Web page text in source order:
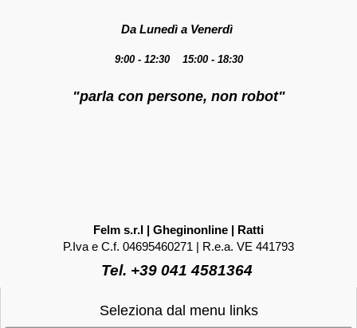
Da Lunedì a Venerdì
9:00 - 12:30 15:00 - 18:30
"parla con persone, non robot"
Felm s.r.l | Gheginonline | Ratti
P.Iva e C.f. 04695460271 | R.e.a. VE 441793
Tel. +39 041 4581364
Seleziona dal menu links